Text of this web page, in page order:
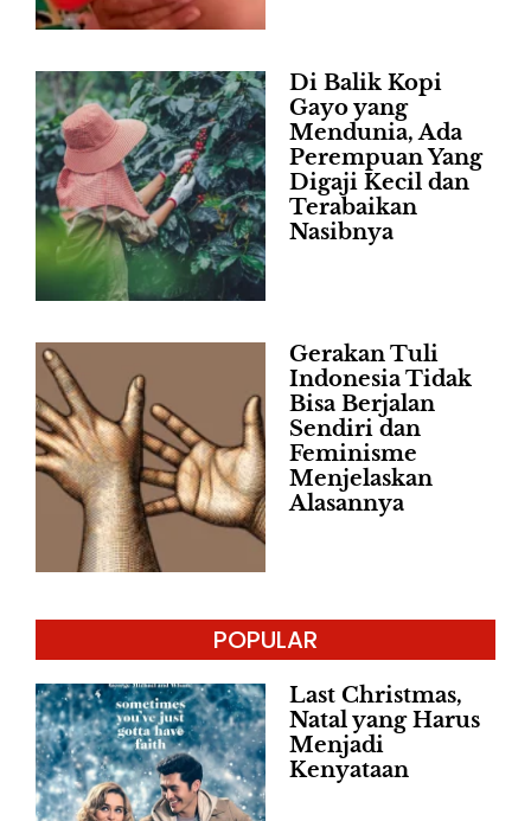
Di Balik Kopi
Gayo yang
Mendunia, Ada
Perempuan Yang
Digaji Kecil dan
Terabaikan
Nasibnya
Gerakan Tuli
Indonesia Tidak
Bisa Berjalan
Sendiri dan
Feminisme
Menjelaskan
Alasannya
POPULAR
Last Christmas,
Natal yang Harus
Menjadi
Kenyataan